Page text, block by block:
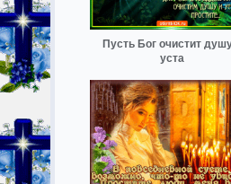
Пусть Бог очистит
уста